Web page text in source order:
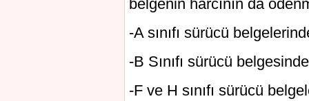
belgenin harcının da
-A sınıfı sürücü
-B Sınıfı sürücü
-F ve H sınıfı sürücü